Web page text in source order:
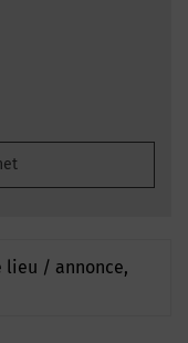
lieu / annonce,